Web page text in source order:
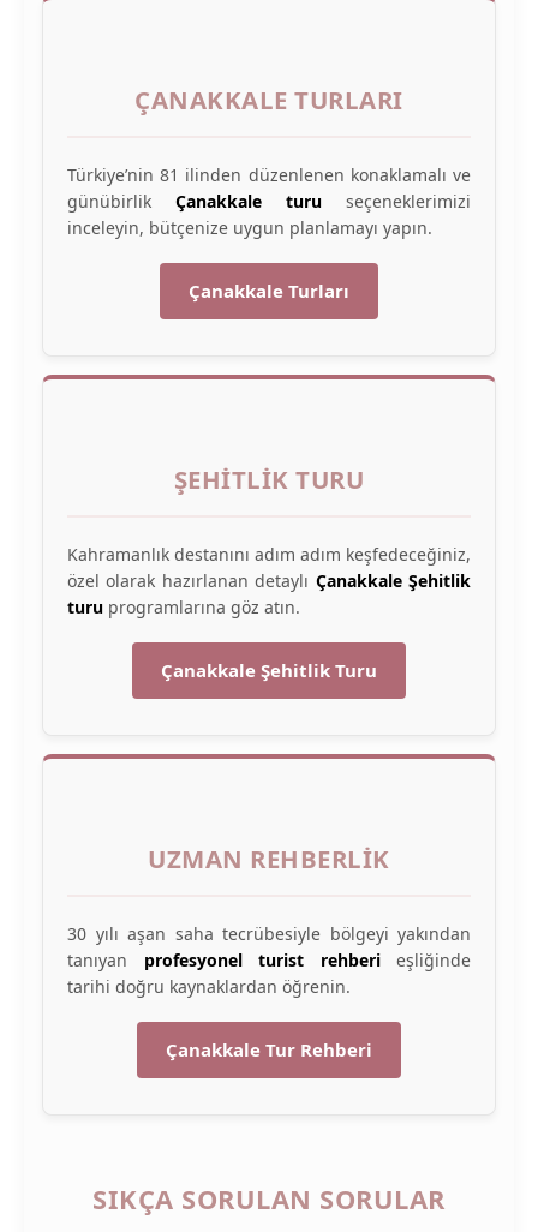
ÇANAKKALE TURLARI
Türkiye’nin 81 ilinden düzenlenen konaklamalı ve
günübirlik Çanakkale turu seçeneklerimizi
inceleyin, bütçenize uygun planlamayı yapın.
Çanakkale Turları
ŞEHITLIK TURU
Kahramanlık destanını adım adım keşfedeceğiniz,
özel olarak hazırlanan detaylı Çanakkale Şehitlik
turu programlarına göz atın.
Çanakkale Şehitlik Turu
UZMAN REHBERLIK
30 yılı aşan saha tecrübesiyle bölgeyi yakından
tanıyan profesyonel turist rehberieşliğinde
tarihi doğru kaynaklardan öğrenin.
Çanakkale Tur Rehberi
SIKÇA SORULAN SORULAR